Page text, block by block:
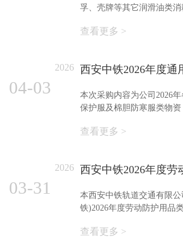
孚、壳牌等其它润滑油类消
服务与售后服务等相关内容
查看更多 >
2026
04-03
本次采购内容为公司2026
保护服及棉胆防寒服类物资
后服务等相关内容详见《用
查看更多 >
2026
03-31
本西安中铁轨道交通有限
铁)2026年度劳动防护用品
查看更多 >